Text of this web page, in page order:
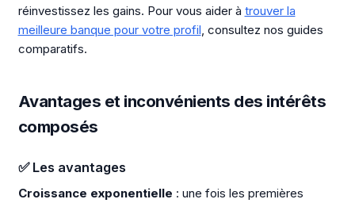
réinvestissez les gains. Pour vous aider à trouver la
meilleure banque pour votre profil, consultez nos guides
comparatifs.
Avantages et inconvénients des intérêts
composés
✅ Les avantages
Croissance exponentielle : une fois les premières